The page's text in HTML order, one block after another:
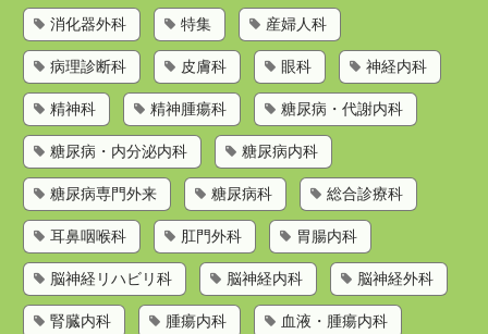
消化器外科 特集 産婦人科
病理診断科 皮膚科 眼科 神経内科
精神科 精神腫瘍科 糖尿病・代謝内科
糖尿病・内分泌内科 糖尿病内科
糖尿病専門外来 糖尿病科 総合診療科
耳鼻咽喉科 肛門外科 胃腸内科
脳神経リハビリ科 脳神経内科 脳神経外科
腎臓内科 腫瘍内科 血液・腫瘍内科